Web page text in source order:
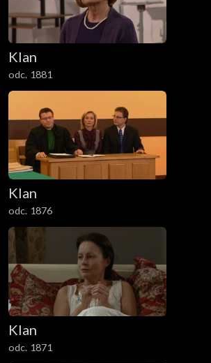
Klan
odc. 1881
Klan
odc. 1876
Klan
odc. 1871